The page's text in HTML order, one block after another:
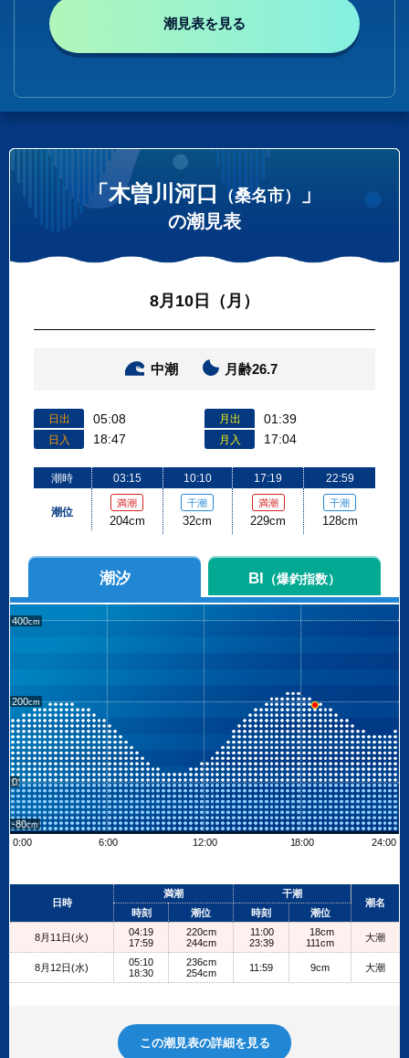
潮見表を見る
「木曽川河口 （桑名市） 」
の潮見表
8月10日（月）
中潮 月齢26.7
日出 05:08
日入 18:47
月出 01:39
月入 17:04
潮時
潮位
03:15
満潮
204cm
10:10
干潮
32cm
17:19
満潮
229cm
22:59
干潮
128cm
潮汐 BI （爆釣指数）
400
200
0
-80
0:00
6:00 12:00 18:00 24:00
+
日時
満潮
干潮
潮名
時刻
潮位 時刻 潮位
8月11日(火)
04:19
17:59
220cm
244cm
11:00
23:39
18cm
111cm
大潮
8月12日(水)
05:10
18:30
236cm
254cm
11:59 9cm 大潮
この潮見表の詳細を見る